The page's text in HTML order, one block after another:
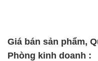
Giá bán sản phẩm,
Phòng kinh doanh :